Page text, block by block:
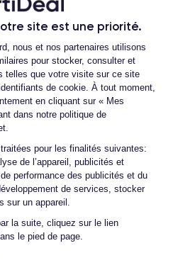
site est une priorité.
du
nous et nos partenaires utilisons
pour stocker, consulter et
telles que votre visite sur ce site
de cookie. À tout moment,
en cliquant sur « Mes
dans notre politique de
pour les finalités suivantes:
de l’appareil, publicités et
performance des publicités et du
de services, stocker
sur un appareil.
la suite, cliquez sur le lien
le pied de page.
consent
iPhone 14 Plus
Système exploitation
iOS (iOS 26)
Poids
203 g
2778 x 1284 pixels
Memoire interne
128,256 ,512, Go
Nombre de cœurs
6
vie d'un iPhone 14
entre un iPhone
un iPhone 14 Plus
eSIM ?
en cas de
ou à des chutes ?
disponibles sur
inclus dans la